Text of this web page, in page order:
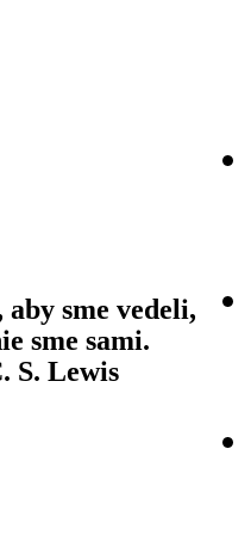
aby sme vedeli,
sme sami.
S. Lewis